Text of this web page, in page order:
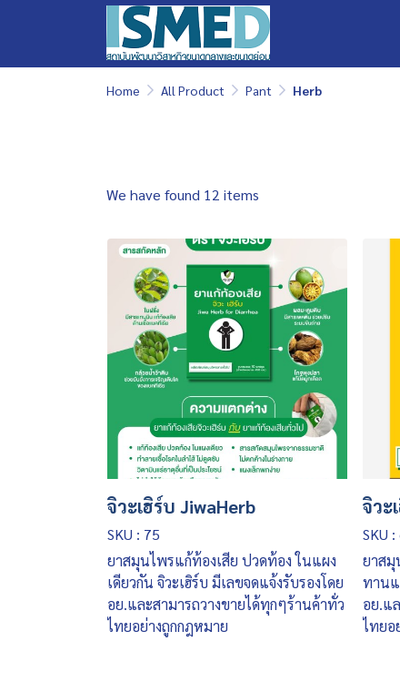
Home All Product Pant Herb
We have found 12 items
จิวะเฮิร์บ JiwaHerb
SKU : 75
ยาสมุนไพรแก้ท้องเสีย ปวดท้อง ในแผง
เดียวกัน จิวะเฮิร์บ มีเลขจดแจ้งรับรองโดย
อย.และสามารถวางขายได้ทุกๆร้านค้าทั่ว
ไทยอย่างถูกกฎหมาย
จิวะ
SKU :
ยาส
ทานแ
อย.แ
ไทยอ